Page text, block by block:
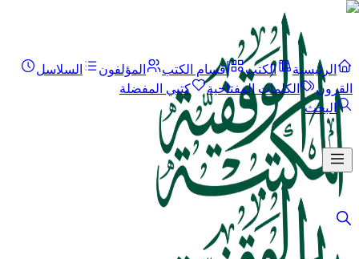
الرئيسية الكتب أقسام الكتب المؤلفون
السلاسل
القرون
الكلمات المفتاحية
كتبي المفضلة
البحث